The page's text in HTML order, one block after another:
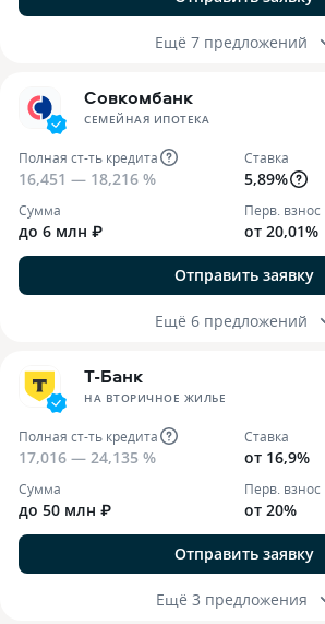
Ещё 7 предложений
Совкомбанк
СЕМЕЙНАЯ ИПОТЕКА
Полная ст-ть кредита
16,451 — 18,216 %
Ставка
5,89%
Сумма
до 6 млн ₽
Перв. взнос
от 20,01%
Отправить заявку
Ещё 6 предложений
Т-Банк
НА ВТОРИЧНОЕ ЖИЛЬЕ
Полная ст-ть кредита
17,016 — 24,135 %
Ставка
от 16,9%
Сумма
до 50 млн ₽
Перв. взнос
от 20%
Отправить заявку
Ещё 3 предложения